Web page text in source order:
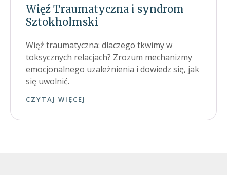
Więź Traumatyczna i syndrom
Sztokholmski
Więź traumatyczna: dlaczego tkwimy w
toksycznych relacjach? Zrozum mechanizmy
emocjonalnego uzależnienia i dowiedz się, jak
się uwolnić.
CZYTAJ WIĘCEJ